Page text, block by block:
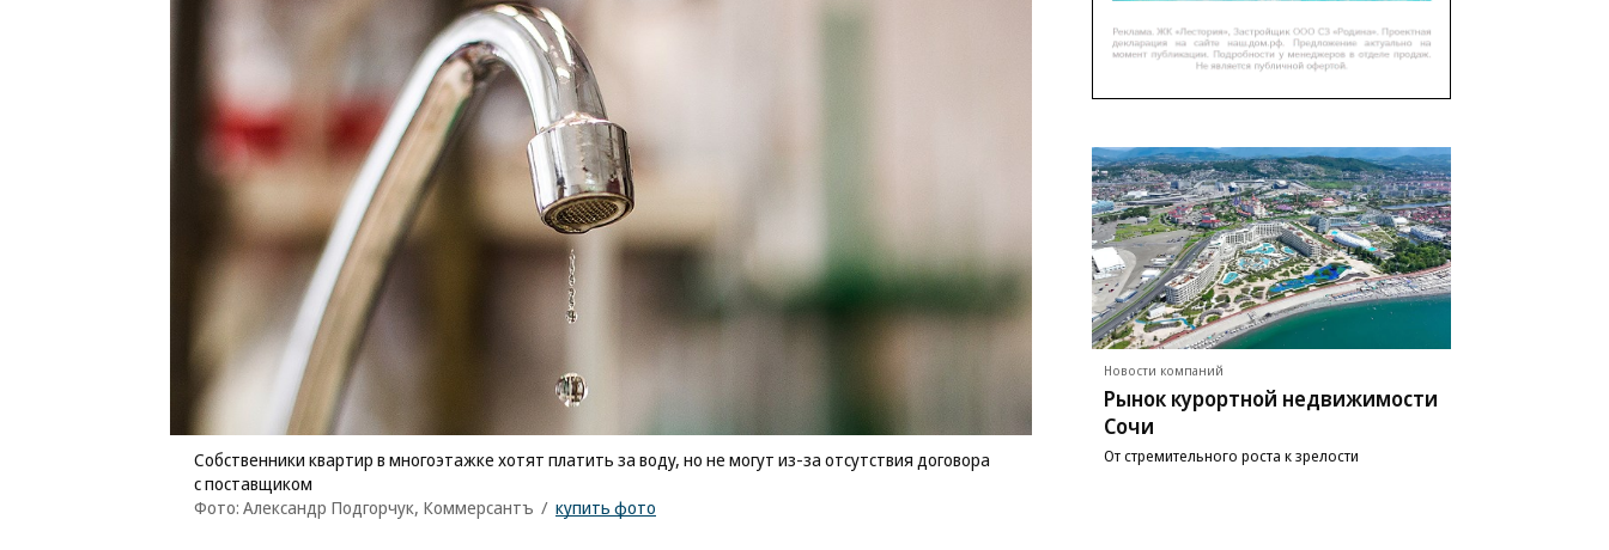
Собственники квартир в многоэтажке хотят платить за воду, но не могут из-за отсутствия договора
с поставщиком
Фото: Александр Подгорчук, Коммерсантъ / купить фото
Новости компаний
Рынок курортной недвижимости
Сочи
От стремительного роста к зрелости